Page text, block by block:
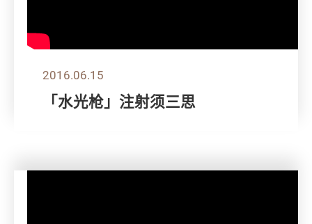
2016.06.15
「水光枪」注射须三思